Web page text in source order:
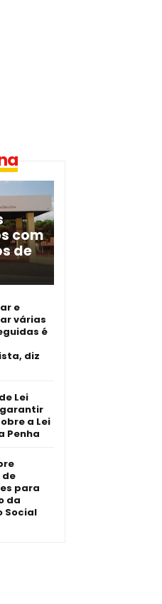
com
de
e
várias
é
diz
Lei
a Lei
Penha
de
para
da
Social